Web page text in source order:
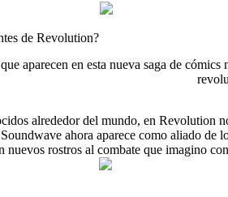
de Revolution?
aparecen en esta nueva saga de
alrededor del mundo, en Revolution
ahora aparece como aliado de
nuevos rostros al combate que imagino